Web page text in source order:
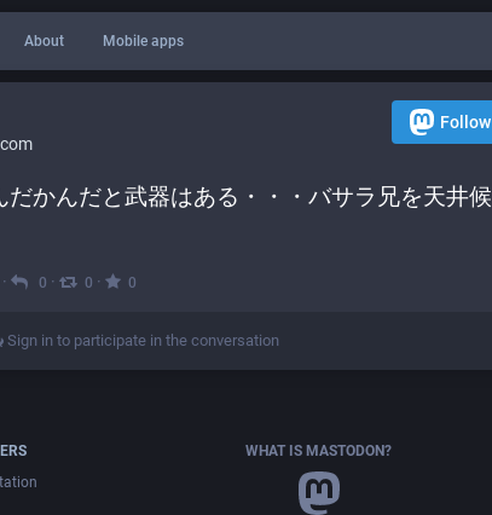
About Mobile apps
Follow
だかんだと武器はある・・・バサラ兄を天井候
· 0 · 0 · 0
Sign in to participate in the conversation
WHAT IS MASTODON?